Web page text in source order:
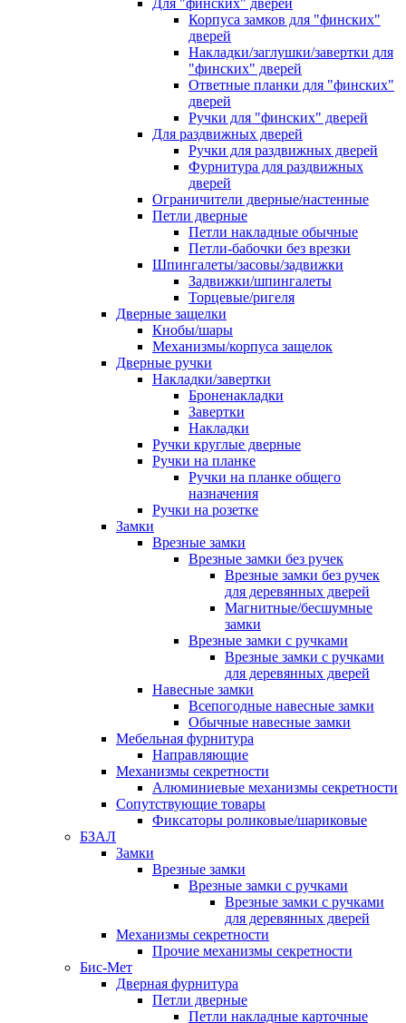
Для "финских" дверей
Корпуса замков для "финских"
дверей
Накладки/заглушки/завертки для
"финских" дверей
Ответные планки для "финских"
дверей
Ручки для "финских" дверей
Для раздвижных дверей
Ручки для раздвижных дверей
Фурнитура для раздвижных
дверей
Ограничители дверные/настенные
Петли дверные
Петли накладные обычные
Петли-бабочки без врезки
Шпингалеты/засовы/задвижки
Задвижки/шпингалеты
Торцевые/ригеля
Дверные защелки
Кнобы/шары
Механизмы/корпуса защелок
Дверные ручки
Накладки/завертки
Броненакладки
Завертки
Накладки
Ручки круглые дверные
Ручки на планке
Ручки на планке общего
назначения
Ручки на розетке
Замки
Врезные замки
Врезные замки без ручек
Врезные замки без ручек
для деревянных дверей
Магнитные/бесшумные
замки
Врезные замки с ручками
Врезные замки с ручками
для деревянных дверей
Навесные замки
Всепогодные навесные замки
Обычные навесные замки
Мебельная фурнитура
Направляющие
Механизмы секретности
Алюминиевые механизмы секретности
Сопутствующие товары
Фиксаторы роликовые/шариковые
БЗАЛ
Замки
Врезные замки
Врезные замки с ручками
Врезные замки с ручками
для деревянных дверей
Механизмы секретности
Прочие механизмы секретности
Бис-Мет
Дверная фурнитура
Петли дверные
Петли накладные карточные